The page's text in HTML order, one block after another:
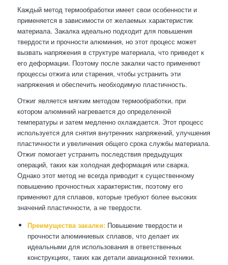
Каждый метод термообработки имеет свои особенности и
применяется в зависимости от желаемых характеристик
материала. Закалка идеально подходит для повышения
твердости и прочности алюминия, но этот процесс может
вызвать напряжения в структуре материала, что приведет к
его деформации. Поэтому после закалки часто применяют
процессы отжига или старения, чтобы устранить эти
напряжения и обеспечить необходимую пластичность.
Отжиг является мягким методом термообработки, при
котором алюминий нагревается до определенной
температуры и затем медленно охлаждается. Этот процесс
используется для снятия внутренних напряжений, улучшения
пластичности и увеличения общего срока службы материала.
Отжиг помогает устранить последствия предыдущих
операций, таких как холодная деформация или сварка.
Однако этот метод не всегда приводит к существенному
повышению прочностных характеристик, поэтому его
применяют для сплавов, которые требуют более высоких
значений пластичности, а не твердости.
Преимущества закалки:Повышение твердости и
прочности алюминиевых сплавов, что делает их
идеальными для использования в ответственных
конструкциях, таких как детали авиационной техники.